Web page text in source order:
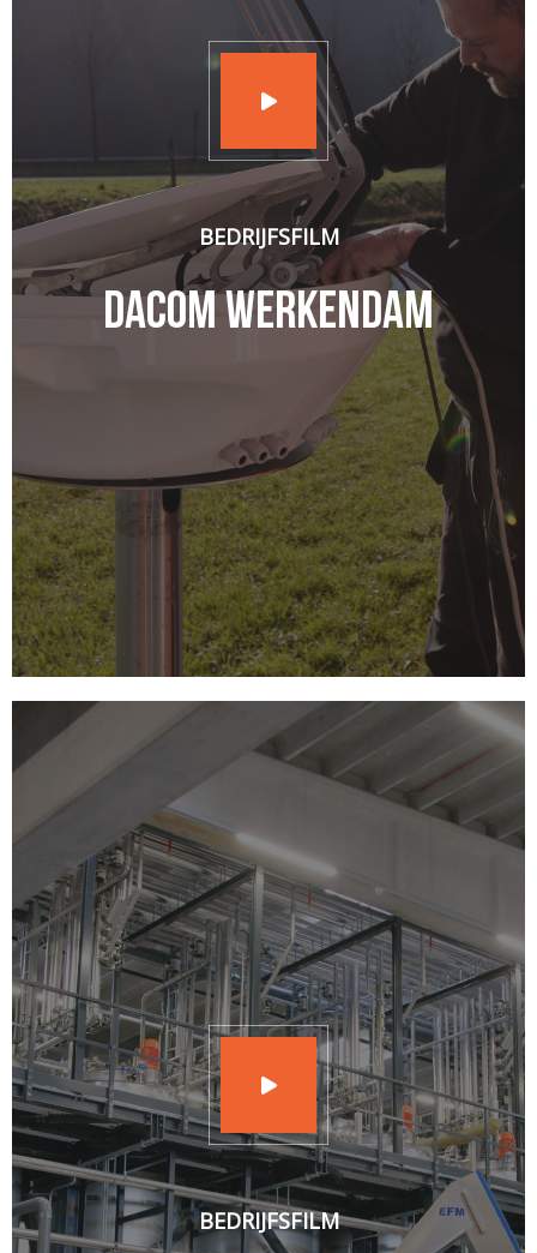
BEDRIJFSFILM
Dacom Werkendam
BEDRIJFSFILM